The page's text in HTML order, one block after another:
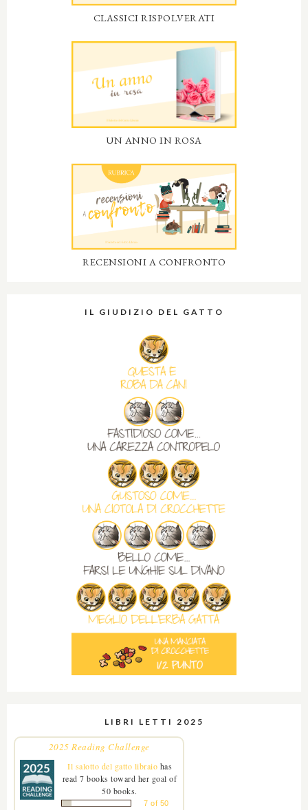
CLASSICI RISPOLVERATI
UN ANNO IN ROSA
RECENSIONI A CONFRONTO
IL GIUDIZIO DEL GATTO
LIBRI LETTI 2025
2025 Reading Challenge
Il salotto del gatto libraio has
read 7 books toward her goal of
50 books.
7 of 50